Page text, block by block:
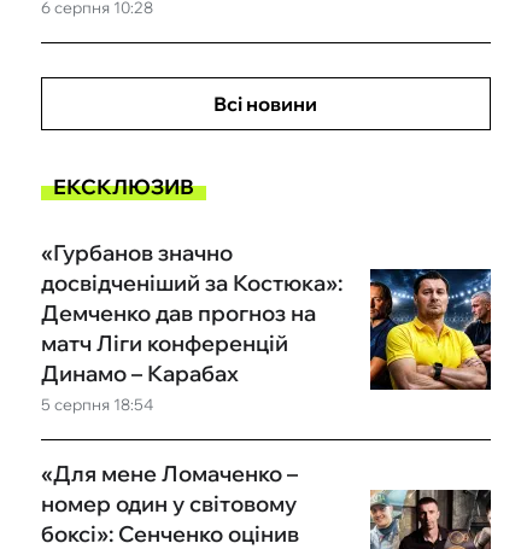
6 серпня 10:28
Всі новини
ЕКСКЛЮЗИВ
5 серпня 18:54
«Гурбанов значно
досвідченіший за Костюка»:
Демченко дав прогноз на
матч Ліги конференцій
Динамо – Карабах
«Для мене Ломаченко –
номер один у світовому
боксі»: Сенченко оцінив